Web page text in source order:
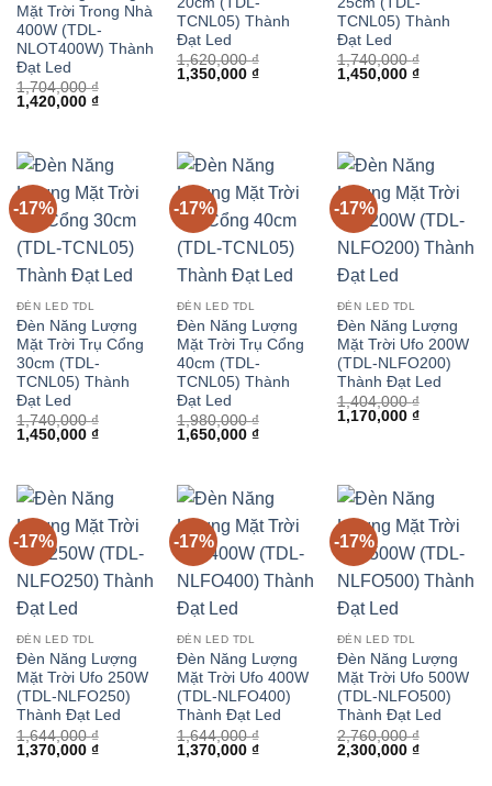
Mặt Trời Trong Nhà
400W (TDL-
NLOT400W) Thành
Đạt Led
1,704,000₫
Giá
1,420,000 ₫Giá
1,420,000 ₫.
TCNL05) Thành
Đạt Led
1,620,000₫
Giá
1,350,000 ₫Giá
TCNL05) Thành
Đạt Led
1,740,000₫
Giá
1,450,000 ₫Giá
-17%
ĐÈN LED TDL
Đèn Năng Lượng
Mặt Trời Trụ Cổng
30cm (TDL-
TCNL05) Thành
Đạt Led
1,740,000₫
Giá
1,450,000 ₫Giá
1,450,000 ₫.
-17%
ĐÈN LED TDL
Đèn Năng Lượng
Mặt Trời Trụ Cổng
40cm (TDL-
TCNL05) Thành
Đạt Led
1,980,000₫
Giá
1,650,000 ₫Giá
1,650,000 ₫.
-17%
ĐÈN LED TDL
Đèn Năng Lượng
Mặt Trời Ufo 200W
(TDL-NLFO200)
Thành Đạt Led
1,404,000₫
Giá
1,170,000 ₫Giá
-17%
ĐÈN LED TDL
Đèn Năng Lượng
Mặt Trời Ufo 250W
(TDL-NLFO250)
Thành Đạt Led
1,644,000₫
Giá
gốc
1,370,000 ₫Giá
-17%
ĐÈN LED TDL
Đèn Năng Lượng
Mặt Trời Ufo 400W
(TDL-NLFO400)
Thành Đạt Led
1,644,000₫
Giá
gốc
1,370,000 ₫Giá
-17%
ĐÈN LED TDL
Đèn Năng Lượng
Mặt Trời Ufo 500W
(TDL-NLFO500)
Thành Đạt Led
2,760,000₫
Giá
gốc
2,300,000 ₫Giá